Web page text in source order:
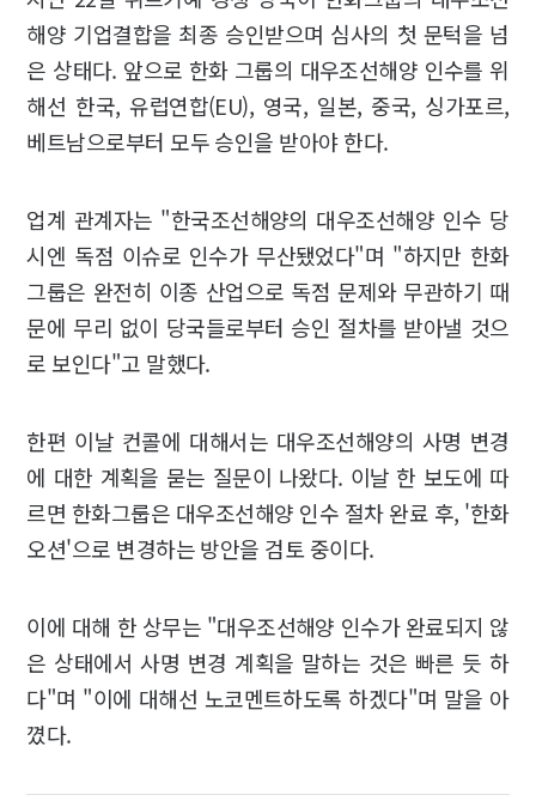
해양 기업결합을 최종 승인받으며 심사의 첫 문턱을 넘
은 상태다. 앞으로 한화 그룹의 대우조선해양 인수를 위
해선 한국, 유럽연합(EU), 영국, 일본, 중국, 싱가포르,
베트남으로부터 모두 승인을 받아야 한다.
업계 관계자는 "한국조선해양의 대우조선해양 인수 당
시엔 독점 이슈로 인수가 무산됐었다"며 "하지만 한화
그룹은 완전히 이종 산업으로 독점 문제와 무관하기 때
문에 무리 없이 당국들로부터 승인 절차를 받아낼 것으
로 보인다"고 말했다.
한편 이날 컨콜에 대해서는 대우조선해양의 사명 변경
에 대한 계획을 묻는 질문이 나왔다. 이날 한 보도에 따
르면 한화그룹은 대우조선해양 인수 절차 완료 후, '한화
오션'으로 변경하는 방안을 검토 중이다.
이에 대해 한 상무는 "대우조선해양 인수가 완료되지 않
은 상태에서 사명 변경 계획을 말하는 것은 빠른 듯 하
다"며 "이에 대해선 노코멘트하도록 하겠다"며 말을 아
꼈다.